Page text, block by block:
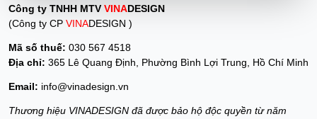
Công ty TNHH MTVVINADESIGN
(Công ty CP VINADESIGN )
Mã số thuế: 030 567 4518
Địa chỉ: 365 Lê Quang Định, Phường Bình Lợi Trung, Hồ Chí Minh
Email: info@vinadesign.vn
Thương hiệu VINADESIGN đã được bảo hộ độc quyền từ năm